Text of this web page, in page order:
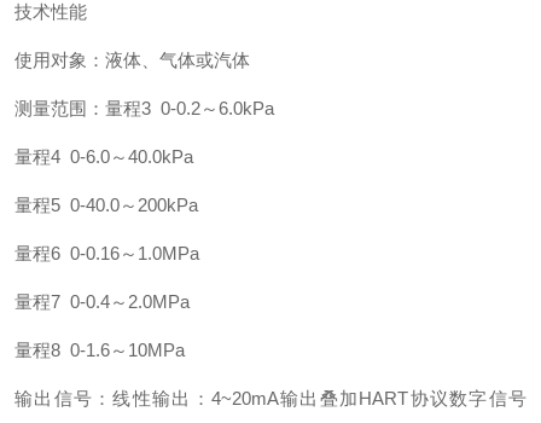
技术性能
使用对象：液体、气体或汽体
测量范围：量程3 0-0.2～6.0kPa
量程4 0-6.0～40.0kPa
量程5 0-40.0～200kPa
量程6 0-0.16～1.0MPa
量程7 0-0.4～2.0MPa
量程8 0-1.6～10MPa
输出信号：线性输出：4~20mA输出叠加HART协议数字信号